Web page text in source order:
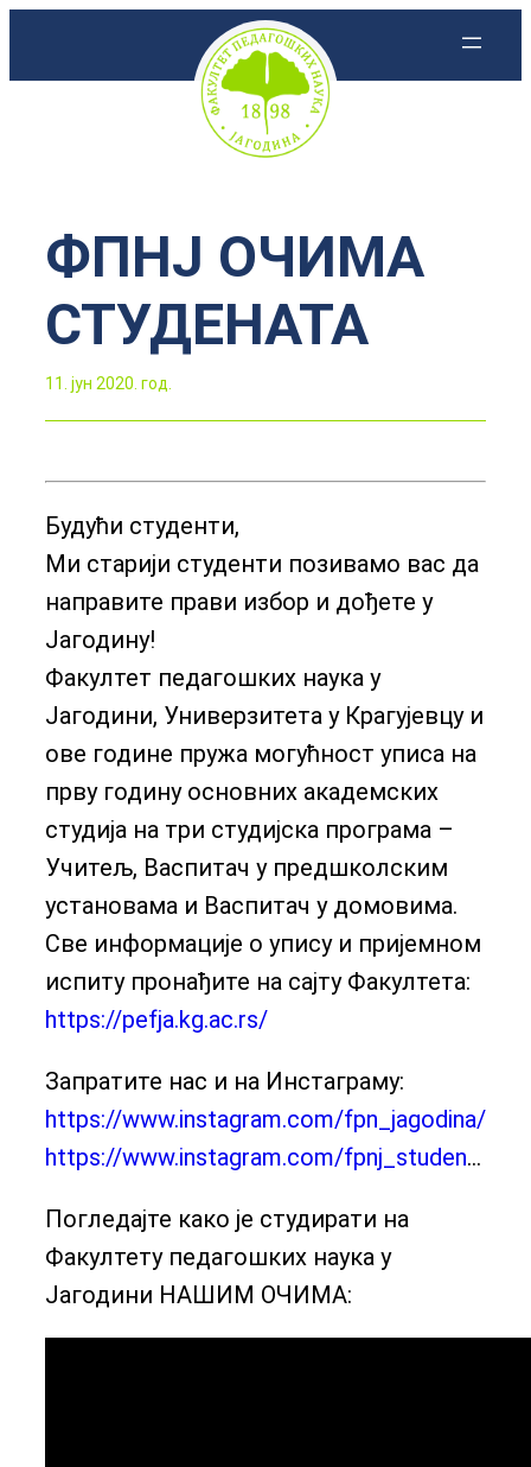
ФПНЈ ОЧИМА
СТУДЕНАТА
11. јун 2020. год.
Будући студенти,
Ми старији студенти позивамо вас да
направите прави избор и дођете у
Јагодину!
Факултет педагошких наука у
Јагодини, Универзитета у Крагујевцу и
ове године пружа могућност уписа на
прву годину основних академских
студија на три студијска програма –
Учитељ, Васпитач у предшколским
установама и Васпитач у домовима.
Све информације о упису и пријемном
испиту пронађите на сајту Факултета:
https://pefja.kg.ac.rs/
Запратите нас и на Инстаграму:
https://www.instagram.com/fpn_jagodina/
https://www.instagram.com/fpnj_studen…
Погледајте како је студирати на
Факултету педагошких наука у
Јагодини НАШИМ ОЧИМА: